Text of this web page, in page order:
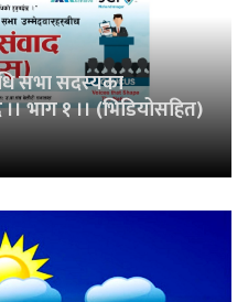
सभा सदस्यका
भाग १ ।। (भिडियोसहित)